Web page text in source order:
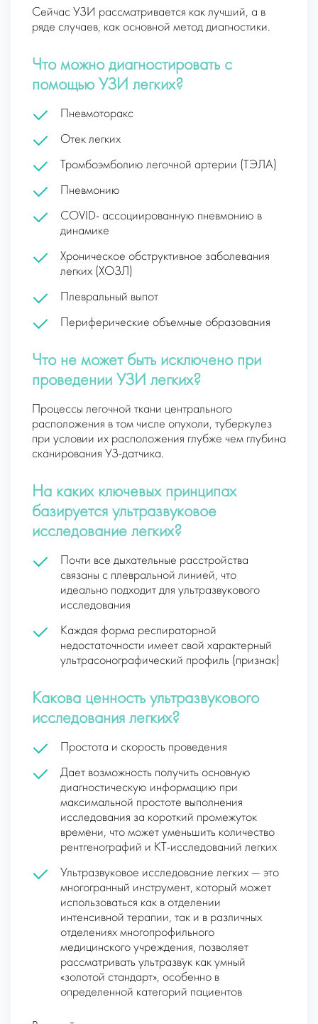
Сейчас УЗИ рассматривается как лучший, а в
ряде случаев, как основной метод диагностики.
Что можно диагностировать с
помощью УЗИ легких?
Пневмоторакс
Отек легких
Тромбоэмболию легочной артерии (ТЭЛА)
Пневмонию
COVID- ассоциированную пневмонию в
динамике
Хроническое обструктивное заболевания
легких (ХОЗЛ)
Плевральный выпот
Периферические объемные образования
Что не может быть исключено при
проведении УЗИ легких?
Процессы легочной ткани центрального
расположения в том числе опухоли, туберкулез
при условии их расположения глубже чем глубина
сканирования УЗ-датчика.
На каких ключевых принципах
базируется ультразвуковое
исследование легких?
Почти все дыхательные расстройства
связаны с плевральной линией, что
идеально подходит для ультразвукового
исследования
Каждая форма респираторной
недостаточности имеет свой характерный
ультрасонографический профиль (признак)
Какова ценность ультразвукового
исследования легких?
Простота и скорость проведения
Дает возможность получить основную
диагностическую информацию при
максимальной простоте выполнения
исследования за короткий промежуток
времени, что может уменьшить количество
рентгенографий и КТ-исследований легких
Ультразвуковое исследование легких — это
многогранный инструмент, который может
использоваться как в отделении
интенсивной терапии, так и в различных
отделениях многопрофильного
медицинского учреждения, позволяет
рассматривать ультразвук как умный
«золотой стандарт», особенно в
определенной категорий пациентов